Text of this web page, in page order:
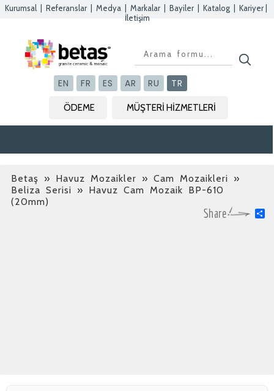
Kurumsal Referanslar Medya Markalar Bayiler Katalog Kariyer
İletişim
EN FR ES AR RU TR
ÖDEME MÜŞTERİ HİZMETLERİ
Betaş » Havuz Mozaikler » Cam Mozaikleri »
Beliza Serisi » Havuz Cam Mozaik BP-610
(20mm)